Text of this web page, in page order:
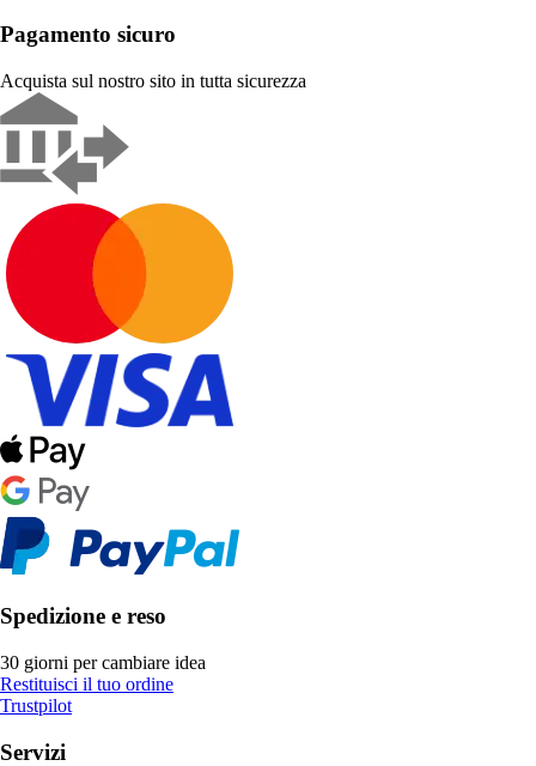
Pagamento sicuro
Acquista sul nostro sito in tutta sicurezza
Spedizione e reso
30 giorni per cambiare idea
Restituisci il tuo ordine
Trustpilot
Servizi